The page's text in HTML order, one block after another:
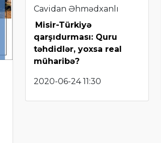
Cavidan Əhmədxanlı
Misir-Türkiyə
qarşıdurması: Quru
təhdidlər, yoxsa real
müharibə?
2020-06-24 11:30